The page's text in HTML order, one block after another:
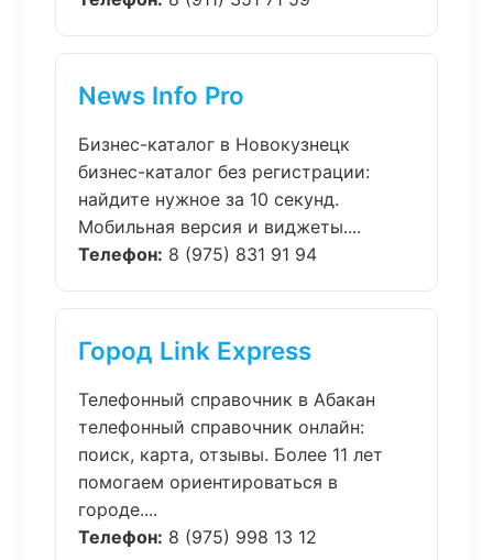
News Info Pro
Бизнес-каталог в Новокузнецк
бизнес-каталог без регистрации:
найдите нужное за 10 секунд.
Мобильная версия и виджеты....
Телефон: 8 (975) 831 91 94
Город Link Express
Телефонный справочник в Абакан
телефонный справочник онлайн:
поиск, карта, отзывы. Более 11 лет
помогаем ориентироваться в
городе....
Телефон: 8 (975) 998 13 12